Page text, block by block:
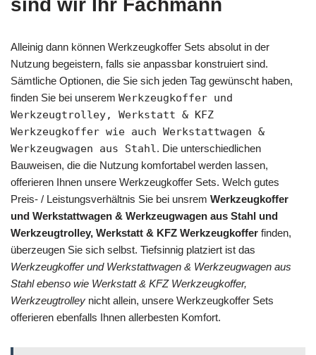
sind wir Ihr Fachmann
Alleinig dann können Werkzeugkoffer Sets absolut in der
Nutzung begeistern, falls sie anpassbar konstruiert sind.
Sämtliche Optionen, die Sie sich jeden Tag gewünscht haben,
finden Sie bei unserem Werkzeugkoffer und
Werkzeugtrolley, Werkstatt & KFZ
Werkzeugkoffer wie auch Werkstattwagen &
Werkzeugwagen aus Stahl. Die unterschiedlichen
Bauweisen, die die Nutzung komfortabel werden lassen,
offerieren Ihnen unsere Werkzeugkoffer Sets. Welch gutes
Preis- / Leistungsverhältnis Sie bei unsrem Werkzeugkoffer
und Werkstattwagen & Werkzeugwagen aus Stahl und
Werkzeugtrolley, Werkstatt & KFZ Werkzeugkoffer finden,
überzeugen Sie sich selbst. Tiefsinnig platziert ist das
Werkzeugkoffer und Werkstattwagen & Werkzeugwagen aus
Stahl ebenso wie Werkstatt & KFZ Werkzeugkoffer,
Werkzeugtrolley nicht allein, unsere Werkzeugkoffer Sets
offerieren ebenfalls Ihnen allerbesten Komfort.